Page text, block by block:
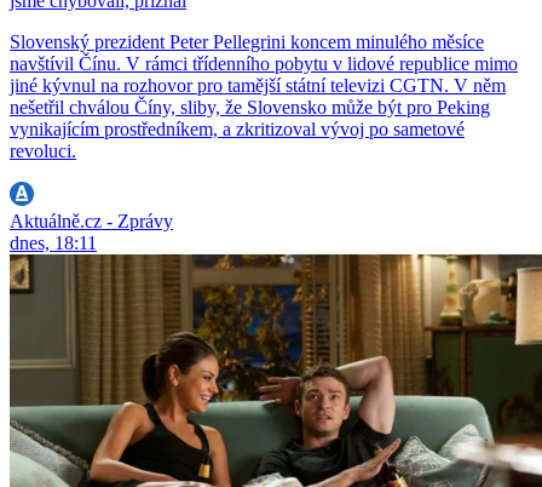
Slovenský prezident Peter Pellegrini koncem minulého měsíce
navštívil Čínu. V rámci třídenního pobytu v lidové republice mimo
jiné kývnul na rozhovor pro tamější státní televizi CGTN. V něm
nešetřil chválou Číny, sliby, že Slovensko může být pro Peking
vynikajícím prostředníkem, a zkritizoval vývoj po sametové
revoluci.
Aktuálně.cz - Zprávy
dnes, 18:11